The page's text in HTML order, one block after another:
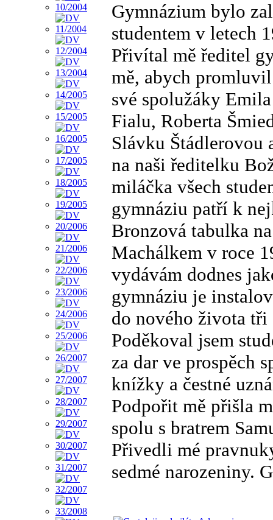
Gymnázium bylo
studentem v letech
Přivítal mě ředitel
mě, abych
své spolužáky
Fialu, Roberta
Slávku Štádlerovou
na naši ředitelku
miláčka všech
gymnáziu patří k
Bronzová tabulka
Machálkem v roce
vydávám dodnes
gymnáziu je
do nového života
Poděkoval jsem
za dar ve prospěch
knížky a čestné
Podpořit mě přišla
spolu s bratrem
Přivedli mé
sedmé narozeniny.